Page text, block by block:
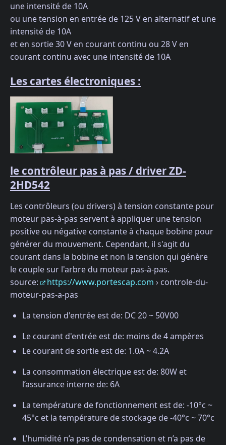
une intensité de 10A
ou une tension en entrée de 125 V en alternatif et une
intensité de 10A
et en sortie 30 V en courant continu ou 28 V en
courant continu avec une intensité de 10A
Les cartes électroniques :
le contrôleur pas à pas / driver ZD-
2HD542
Les contrôleurs (ou drivers) à tension constante pour
moteur pas-à-pas servent à appliquer une tension
positive ou négative constante à chaque bobine pour
générer du mouvement. Cependant, il s'agit du
courant dans la bobine et non la tension qui génère
le couple sur l'arbre du moteur pas-à-pas.
source:
https://www.portescap.com › controle-du-
moteur-pas-a-pas
La tension d'entrée est de: DC 20 ~ 50V00
Le courant d'entrée est de: moins de 4 ampères
Le courant de sortie est de: 1.0A ~ 4.2A
La consommation électrique est de: 80W et
l’assurance interne de: 6A
La température de fonctionnement est de: -10°c ~
45°c et la température de stockage de -40°c ~ 70°c
L’humidité n’a pas de condensation et n’a pas de